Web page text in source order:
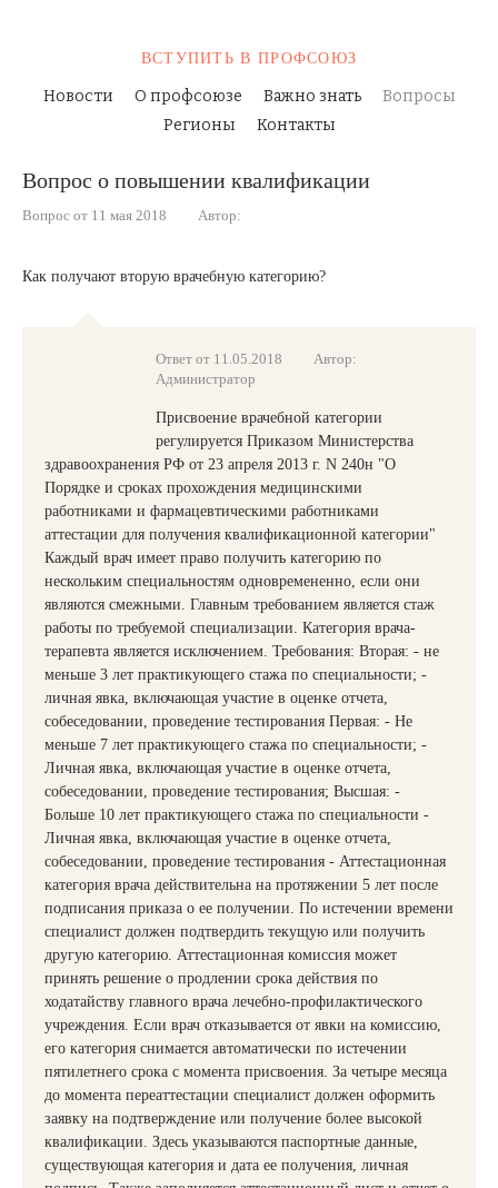
ВСТУПИТЬ В ПРОФСОЮЗ
Новости О профсоюзе Важно знать
Вопросы
Регионы
Контакты
Вопрос о повышении квалификации
Вопрос от 11 мая 2018 Автор:
Как получают вторую врачебную категорию?
Ответ от 11.05.2018
Автор:
Администратор
Присвоение врачебной категории
регулируется Приказом Министерства
здравоохранения РФ от 23 апреля 2013 г. N 240н "О
Порядке и сроках прохождения медицинскими
работниками и фармацевтическими работниками
аттестации для получения квалификационной категории"
Каждый врач имеет право получить категорию по
нескольким специальностям одновремененно, если они
являются смежными. Главным требованием является стаж
работы по требуемой специализации. Категория врача-
терапевта является исключением. Требования: Вторая: - не
меньше 3 лет практикующего стажа по специальности; -
личная явка, включающая участие в оценке отчета,
собеседовании, проведение тестирования Первая: - Не
меньше 7 лет практикующего стажа по специальности; -
Личная явка, включающая участие в оценке отчета,
собеседовании, проведение тестирования; Высшая: -
Больше 10 лет практикующего стажа по специальности -
Личная явка, включающая участие в оценке отчета,
собеседовании, проведение тестирования - Аттестационная
категория врача действительна на протяжении 5 лет после
подписания приказа о ее получении. По истечении времени
специалист должен подтвердить текущую или получить
другую категорию. Аттестационная комиссия может
принять решение о продлении срока действия по
ходатайству главного врача лечебно-профилактического
учреждения. Если врач отказывается от явки на комиссию,
его категория снимается автоматически по истечении
пятилетнего срока с момента присвоения. За четыре месяца
до момента переаттестации специалист должен оформить
заявку на подтверждение или получение более высокой
квалификации. Здесь указываются паспортные данные,
существующая категория и дата ее получения, личная